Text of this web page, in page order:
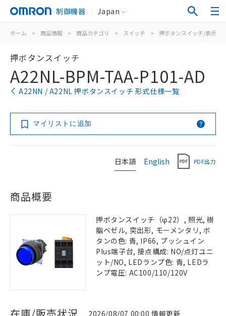
制御機器 Japan
ホーム > 商品情報 > 商品カテゴリ > スイッチ > 押ボタンスイッチ/表示灯
押ボタンスイッチ
A22NL-BPM-TAA-P101-AD
A22NN / A22NL 押ボタンスイッチ 形式仕様一覧
マイリストに追加
日本語 English PDF出力
商品概要
押ボタンスイッチ（φ22）, 照光, 樹
脂ベゼル, 突出形, モーメンタリ, ボ
タンの色: 青, IP66, プッシュイン
Plus端子台, 接点構成: NO/点灯ユニ
ット/NO, LEDランプ色: 青, LEDラ
ンプ電圧: AC100/110/120V
2026/08/07 00:00 情報更新